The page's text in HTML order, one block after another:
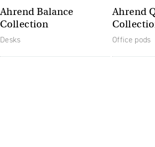
Ahrend Balance
Collection
Desks
Ahrend
Office pods